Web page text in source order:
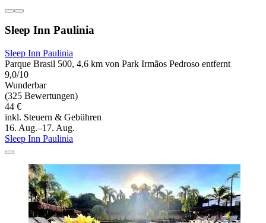
Sleep Inn Paulinia
Sleep Inn Paulinia
Parque Brasil 500, 4,6 km von Park Irmãos Pedroso entfernt
9,0/10
Wunderbar
(325 Bewertungen)
44 €
inkl. Steuern & Gebühren
16. Aug.–17. Aug.
Sleep Inn Paulinia